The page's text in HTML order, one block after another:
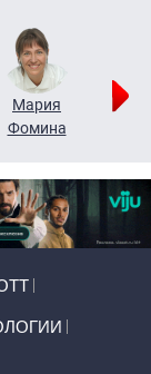
Мария
Фомина